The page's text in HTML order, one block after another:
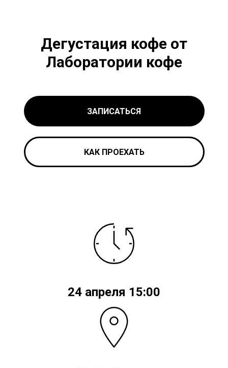
Дегустация кофе от
Лаборатории кофе
ЗАПИСАТЬСЯ
КАК ПРОЕХАТЬ
24 апреля 15:00